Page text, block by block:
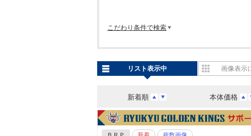
こだわり条件で検索
新着順 本体価格
リスト表示中 画像表示